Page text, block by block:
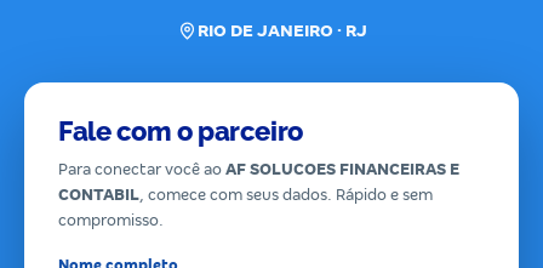
RIO DE JANEIRO · RJ
Fale com o parceiro
Para conectar você ao AF SOLUCOES FINANCEIRAS E
CONTABIL, comece com seus dados. Rápido e sem
compromisso.